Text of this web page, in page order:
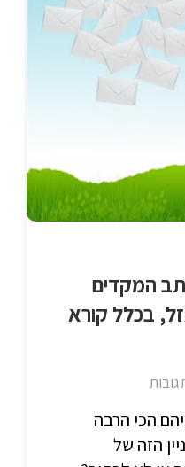
המקדים
בכלל קורא
הכי הרבה
הזה של